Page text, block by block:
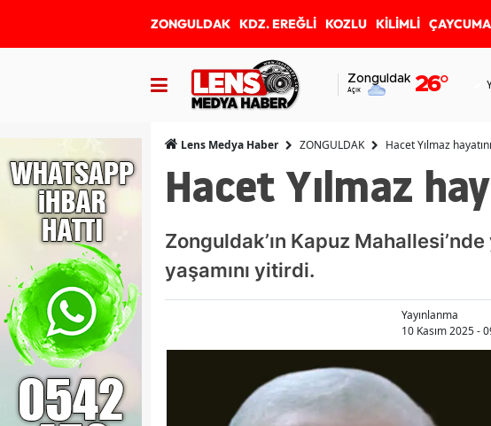
ZONGULDAK KDZ. EREĞLİ KOZLU KİLİMLİ ÇAYCUMA
Zonguldak
Açık 26°
Lens Medya Haber ZONGULDAK Hacet Yılmaz
Hacet Yılmaz
Zonguldak’ın Kapuz
yaşamını yitirdi.
Yayınlanma
10 Kasım 2025 -